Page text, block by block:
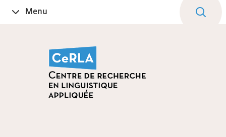
OuvrirMenu